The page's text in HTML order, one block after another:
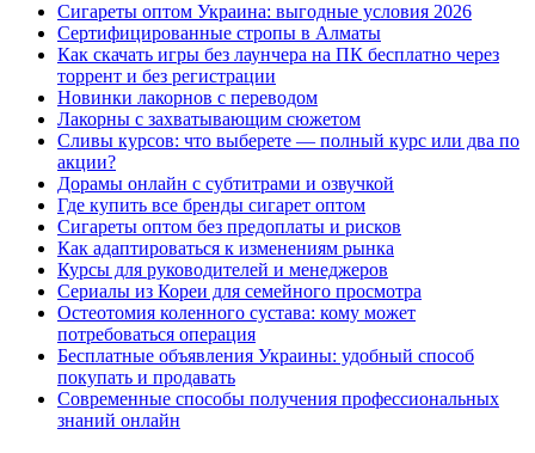
Сигареты оптом Украина: выгодные условия 2026
Сертифицированные стропы в Алматы
Как скачать игры без лаунчера на ПК бесплатно через
торрент и без регистрации
Новинки лакорнов с переводом
Лакорны с захватывающим сюжетом
Сливы курсов: что выберете — полный курс или два по
акции?
Дорамы онлайн с субтитрами и озвучкой
Где купить все бренды сигарет оптом
Сигареты оптом без предоплаты и рисков
Как адаптироваться к изменениям рынка
Курсы для руководителей и менеджеров
Сериалы из Кореи для семейного просмотра
Остеотомия коленного сустава: кому может
потребоваться операция
Бесплатные объявления Украины: удобный способ
покупать и продавать
Современные способы получения профессиональных
знаний онлайн